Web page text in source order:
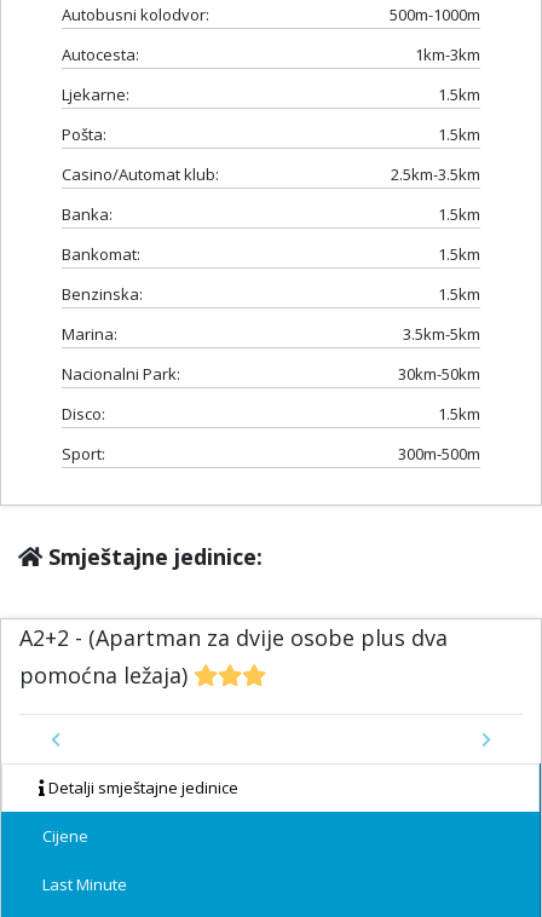
Autobusni kolodvor:
500m-1000m
Autocesta:
1km-3km
Ljekarne:
1.5km
Pošta:
1.5km
Casino/Automat klub:
2.5km-3.5km
Banka:
1.5km
Bankomat:
1.5km
Benzinska:
1.5km
Marina:
3.5km-5km
Nacionalni Park:
30km-50km
Disco:
1.5km
Sport:
300m-500m
Smještajne jedinice:
A2+2 - (Apartman za dvije osobe plus dva
pomoćna ležaja)
Previous
Next
Detalji smještajne jedinice
Cijene
Last Minute